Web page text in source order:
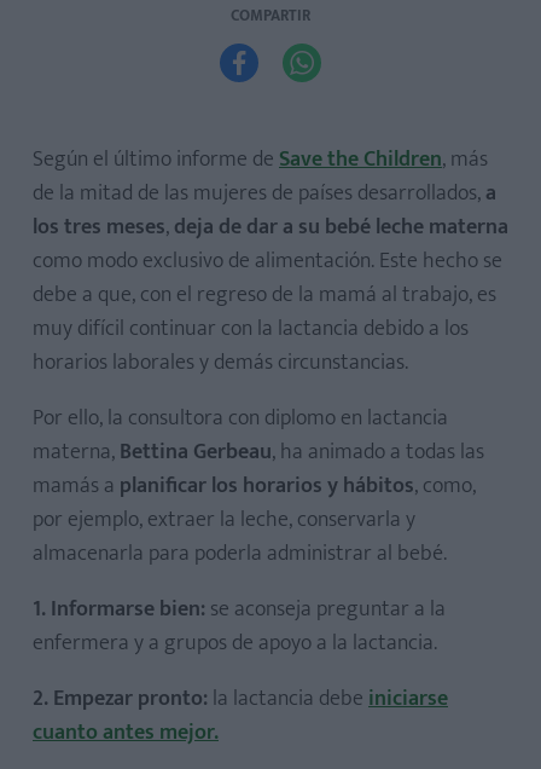
COMPARTIR
 
Según el último informe deSave the Children, más
de la mitad de las mujeres de países desarrollados,a
los tres meses,deja de dar a su bebé leche materna
como modo exclusivo de alimentación. Este hecho se
debe a que, con el regreso de la mamá al trabajo, es
muy difícil continuar con la lactancia debido a los
horarios laborales y demás circunstancias.
Por ello, la consultora con diplomo en lactancia
materna,Bettina Gerbeau, ha animado a todas las
mamás a planificar los horarios y hábitos, como,
por ejemplo, extraer la leche, conservarla y
almacenarla para poderla administrar al bebé.
1. Informarse bien: se aconseja preguntar a la
enfermera y a grupos de apoyo a la lactancia.
2. Empezar pronto: la lactancia debeiniciarse
cuanto antes mejor.